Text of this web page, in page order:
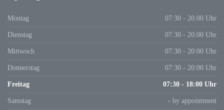
Montag 07:30 - 20:00 Uhr
Dienstag 07:30 - 20:00 Uhr
Mittwoch 07:30 - 20:00 Uhr
Donnerstag 07:30 - 20:00 Uhr
Freitag 07:30 - 18:00 Uhr
Samstag - by appointment